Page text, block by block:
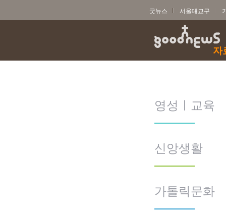
굿뉴스 서울대교구
자
영성ㅣ교육
신앙생활
가톨릭문화